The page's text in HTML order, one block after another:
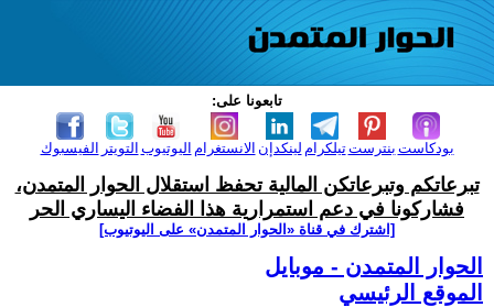
تابعونا على:
الفيسبوك التويتر اليوتيوب الانستغرام لينكدإن تيلكرامبنترست بودكاست
تبرعاتكم وتبرعاتكن المالية تحفظ استقلال الحوار المتمدن،
فشاركونا في دعم استمرارية هذا الفضاء اليساري الحر
[اشترك في قناة ‫«الحوار المتمدن» على اليوتيوب]
الحوار المتمدن - موبايل
الموقع الرئيسي